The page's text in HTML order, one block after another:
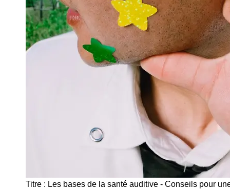
Titre : Les bases de la santé auditive - Conseils pour